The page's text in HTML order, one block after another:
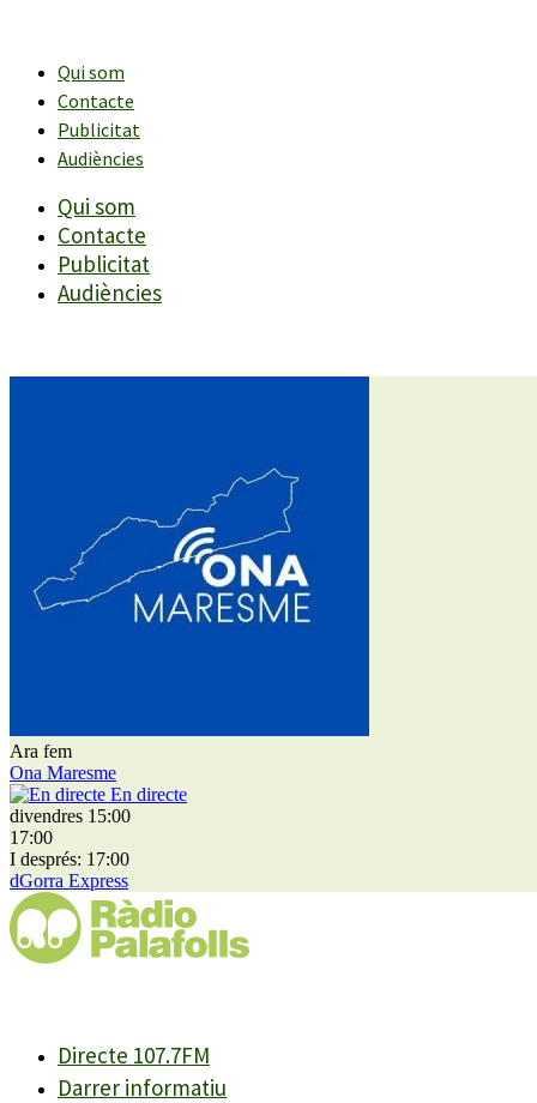
contingutQui som
Contacte
Publicitat
Audiències
Qui som
Contacte
Publicitat
Audiències
Ara fem
Ona Maresme
En directe
divendres 15:00
17:00
I després: 17:00
dGorra Express
Directe 107.7FM
Darrer informatiu